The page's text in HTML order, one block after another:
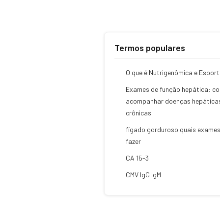
Termos populares
O que é Nutrigenômica e
Exames de função hepática:
acompanhar doenças
crônicas
fígado gorduroso quais exames
fazer
CA 15-3
CMV IgG IgM